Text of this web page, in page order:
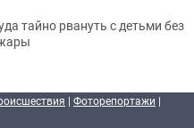
тайно рвануть с детьми без
| Фоторепортажи |